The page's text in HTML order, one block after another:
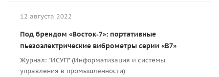
12 августа 2022
Под брендом «Восток‑7»: портативные
пьезоэлектрические виброметры серии «В7»
Журнал: "ИСУП" (Информатизация и системы
управления в промышленности)